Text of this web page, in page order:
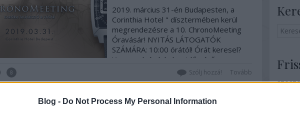
Blog - Do Not Process My Personal Information
2019. március 31-én Budapesten, a
Corinthia Hotel " dísztermében kerül
megrendezésre a 10. ChronoMeeting
Óravásár! NYITÁS LÁTOGATÓK
SZÁMÁRA: 10:00 órától! Órát keresel?
Vagy csak érdekel az időmérő
szerkezetek működése, netán vásárlás
előtt állsz? Ne habozz, itt a lehetőség,
Tovább
Szólj hozzá!
hová